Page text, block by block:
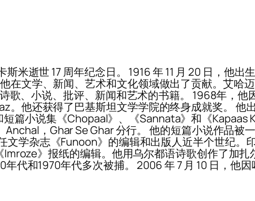
米逝世 17 周年纪念日。 1916 年 11 月 20 日，他出
在文学、新闻、艺术和文化领域做出了贡献。艾哈
歌、小说、批评、新闻和艺术的书籍。 1968年，他
。他还获得了巴基斯坦文学学院的终身成就奖。 他
篇小说集《Chopaal》、《Sannata》和《Kapaas
，Ghar Se Ghar 分行。 他的短篇小说作品被
文学杂志《Funoon》的编辑和出版人近半个世纪。
》报纸的编辑。他用乌尔都语诗歌创作了加扎
代和1970年代多次被捕。 2006 年 7 月 10 日，他